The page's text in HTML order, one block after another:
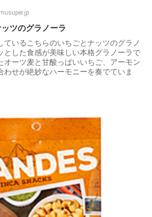
ツのグラノーラ
ているこちらのいちごとナッツのグラノ
とした食感が美味しい本格グラノーラで
オーツ麦と甘酸っぱいいちご、アーモン
わせが絶妙なハーモニーを奏でていま